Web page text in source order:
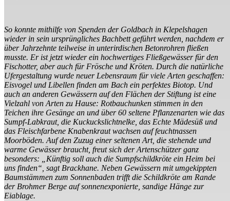
So konnte mithilfe von Spenden der Goldbach in Klepelshagen
wieder in sein ursprüngliches Bachbett geführt werden, nachdem er
über Jahrzehnte teilweise in unterirdischen Betonrohren fließen
musste. Er ist jetzt wieder ein hochwertiges Fließgewässer für den
Fischotter, aber auch für Frösche und Kröten. Durch die natürliche
Ufergestaltung wurde neuer Lebensraum für viele Arten geschaffen:
Eisvogel und Libellen finden am Bach ein perfektes Biotop. Und
auch an anderen Gewässern auf den Flächen der Stiftung ist eine
Vielzahl von Arten zu Hause: Rotbauchunken stimmen in den
Teichen ihre Gesänge an und über 60 seltene Pflanzenarten wie das
Sumpf-Labkraut, die Kuckuckslichtnelke, das Echte Mädesüß und
das Fleischfarbene Knabenkraut wachsen auf feuchtnassen
Moorböden. Auf den Zuzug einer seltenen Art, die stehende und
warme Gewässer braucht, freut sich der Artenschützer ganz
besonders: „Künftig soll auch die Sumpfschildkröte ein Heim bei
uns finden“, sagt Brackhane. Neben Gewässern mit umgekippten
Baumstämmen zum Sonnenbaden trifft die Schildkröte am Rande
der Brohmer Berge auf sonnenexponierte, sandige Hänge zur
Eiablage.